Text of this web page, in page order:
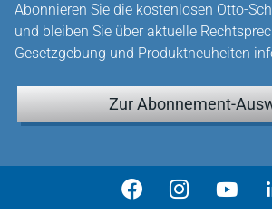
Abonnieren Sie die kostenlosen Otto-
und bleiben Sie über aktuelle
Gesetzgebung und Produktneuheiten
Zur Abonnement-